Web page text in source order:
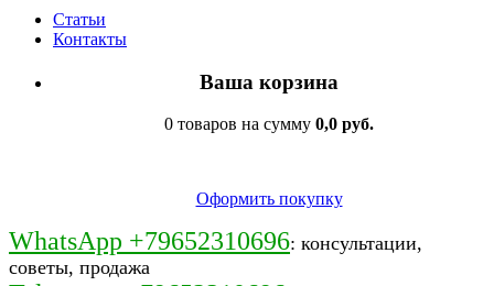
Статьи
Контакты
Ваша корзина
0 товаров на сумму 0,0 руб.
Оформить покупку
WhatsApp +79652310696: консультации,
советы, продажа